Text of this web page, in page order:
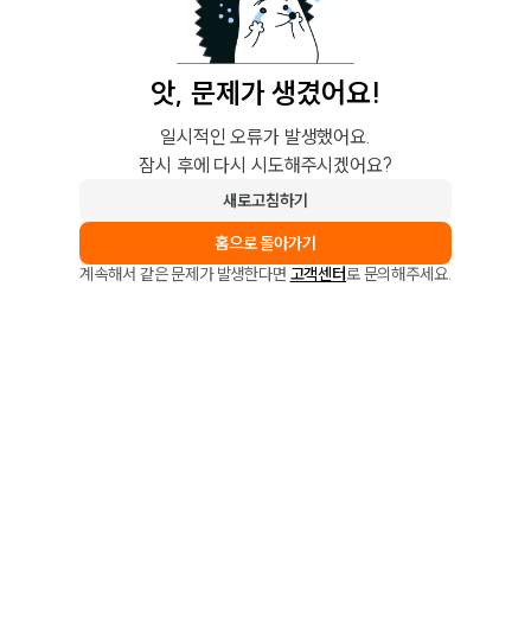
앗, 문제가 생겼어요!
일시적인 오류가 발생했어요.
잠시 후에 다시 시도해주시겠어요?
새로고침하기
홈으로 돌아가기
계속해서 같은 문제가 발생한다면 고객센터로 문의해주세요.